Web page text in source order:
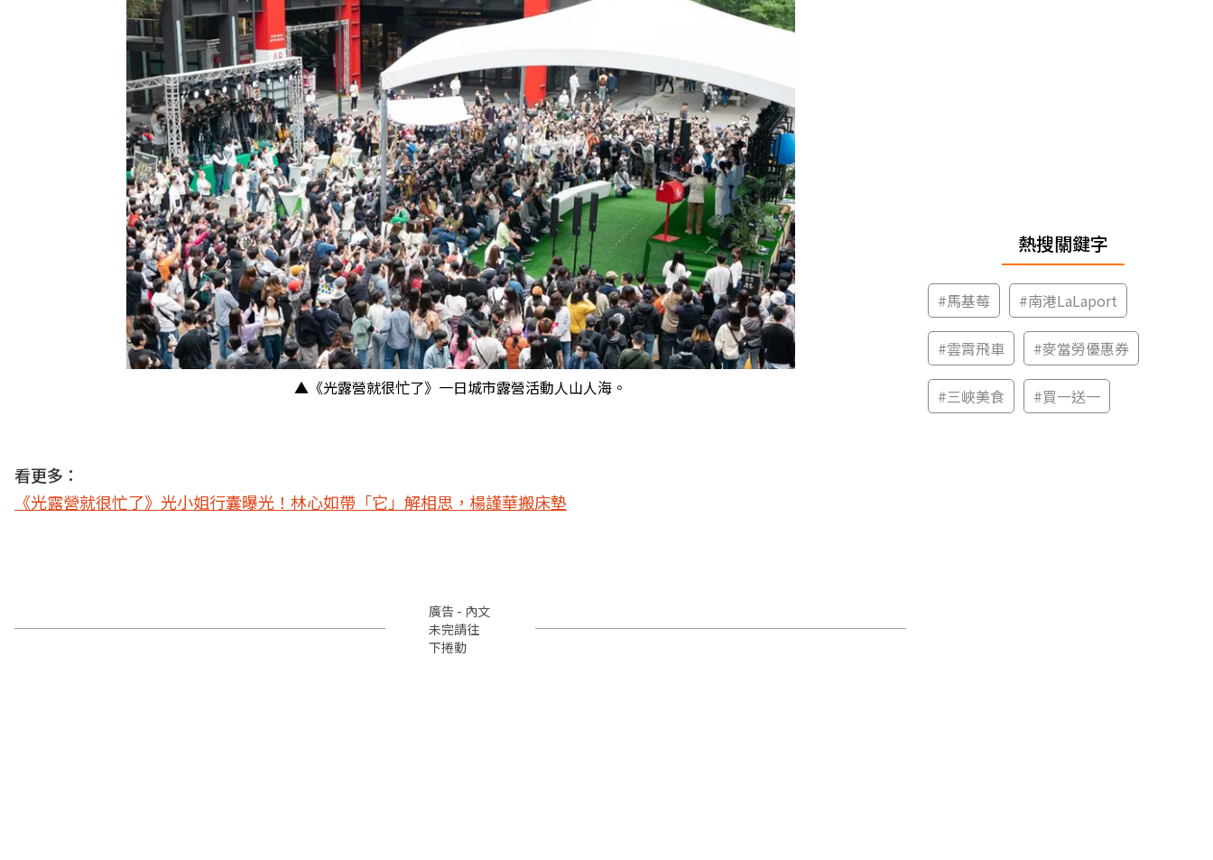
▲《光露營就很忙了》一日城市露營活動人山人海。
看更多：
《光露營就很忙了》光小姐行囊曝光！林心如帶「它」解相思，楊謹華搬床墊
廣告 - 內文
未完請往
下捲動
熱搜關鍵字
#馬基莓 #南港LaLaport
#雲霄飛車 #麥當勞優惠券
#三峽美食 #買一送一